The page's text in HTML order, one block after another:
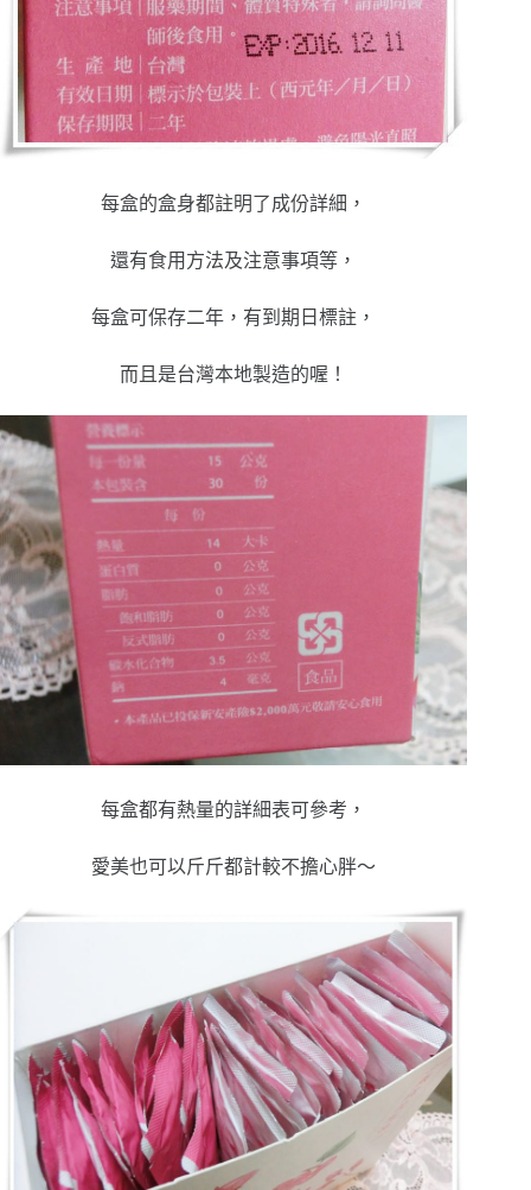
每盒的盒身都註明了成份詳細，
還有食用方法及注意事項等，
每盒可保存二年，有到期日標註，
而且是台灣本地製造的喔！
每盒都有熱量的詳細表可參考，
愛美也可以斤斤都計較不擔心胖～